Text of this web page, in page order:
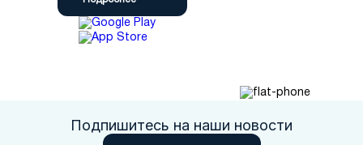
Подпишитесь на наши новости